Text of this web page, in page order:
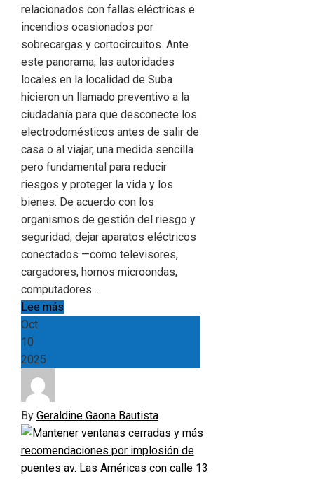
relacionados con fallas eléctricas e
incendios ocasionados por
sobrecargas y cortocircuitos. Ante
este panorama, las autoridades
locales en la localidad de Suba
hicieron un llamado preventivo a la
ciudadanía para que desconecte los
electrodomésticos antes de salir de
casa o al viajar, una medida sencilla
pero fundamental para reducir
riesgos y proteger la vida y los
bienes. De acuerdo con los
organismos de gestión del riesgo y
seguridad, dejar aparatos eléctricos
conectados —como televisores,
cargadores, hornos microondas,
computadores…
Lee más
Oct
10
2025
By Geraldine Gaona Bautista